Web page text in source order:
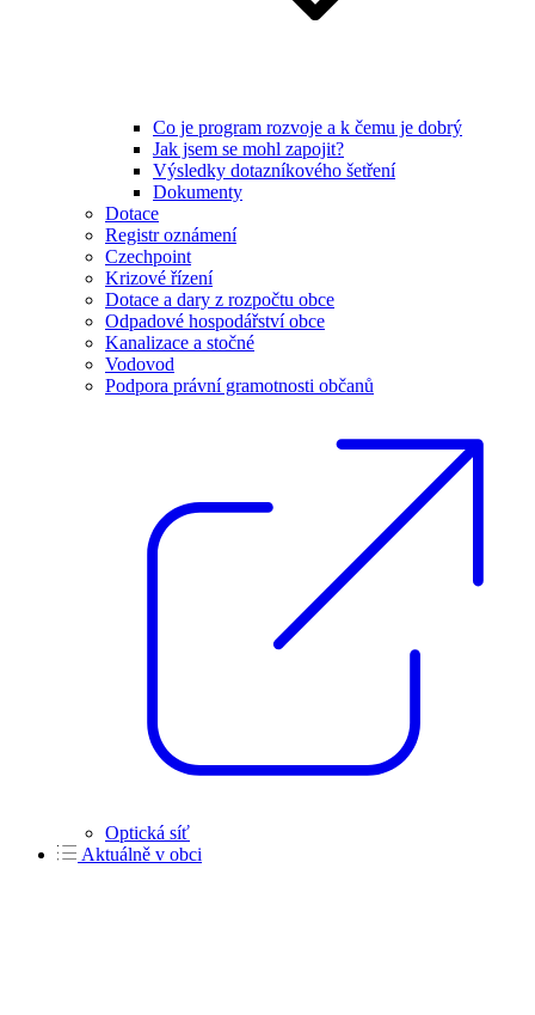
Co je program rozvoje a k čemu je dobrý
Jak jsem se mohl zapojit?
Výsledky dotazníkového šetření
Dokumenty
Dotace
Registr oznámení
Czechpoint
Krizové řízení
Dotace a dary z rozpočtu obce
Odpadové hospodářství obce
Kanalizace a stočné
Vodovod
Podpora právní gramotnosti občanů
Optická síť
Aktuálně v obci